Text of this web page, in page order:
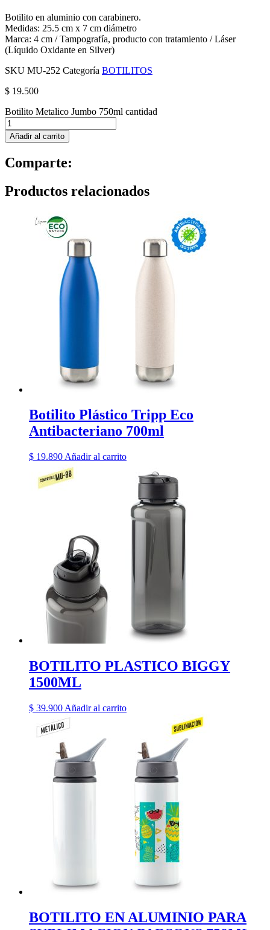
Botilito en aluminio con carabinero.
Medidas: 25.5 cm x 7 cm diámetro
Marca: 4 cm / Tampografía, producto con tratamiento / Láser
(Líquido Oxidante en Silver)
SKU MU-252 Categoría BOTILITOS
$ 19.500
Botilito Metalico Jumbo 750ml cantidad
Añadir al carrito
Comparte:
Productos relacionados
Botilito Plástico Tripp Eco
Antibacteriano 700ml
$ 19.890 Añadir al carrito
BOTILITO PLASTICO BIGGY
1500ML
$ 39.900 Añadir al carrito
BOTILITO EN ALUMINIO PARA